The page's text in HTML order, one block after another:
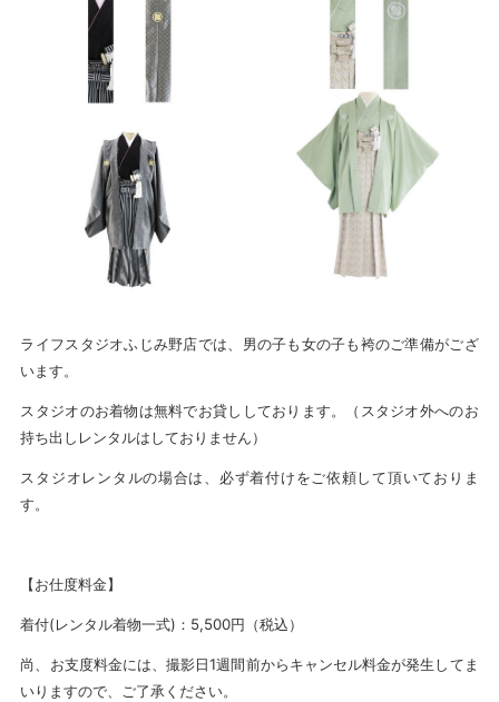
ライフスタジオふじみ野店では、男の子も女の子も袴のご準備がござ
います。
スタジオのお着物は無料でお貸ししております。（スタジオ外へのお
持ち出しレンタルはしておりません）
スタジオレンタルの場合は、必ず着付けをご依頼して頂いておりま
す。
【お仕度料金】
着付(レンタル着物一式)：5,500円（税込）
尚、お支度料金には、撮影日1週間前からキャンセル料金が発生してま
いりますので、ご了承ください。